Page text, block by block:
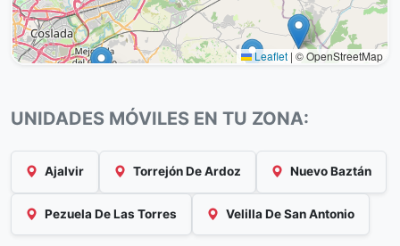
Leaflet | © OpenStreetMap
UNIDADES MÓVILES EN TU ZONA:
Ajalvir Torrejón De Ardoz Nuevo Baztán
Pezuela De Las Torres Velilla De San Antonio